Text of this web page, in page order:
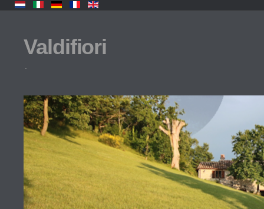
Valdifiori